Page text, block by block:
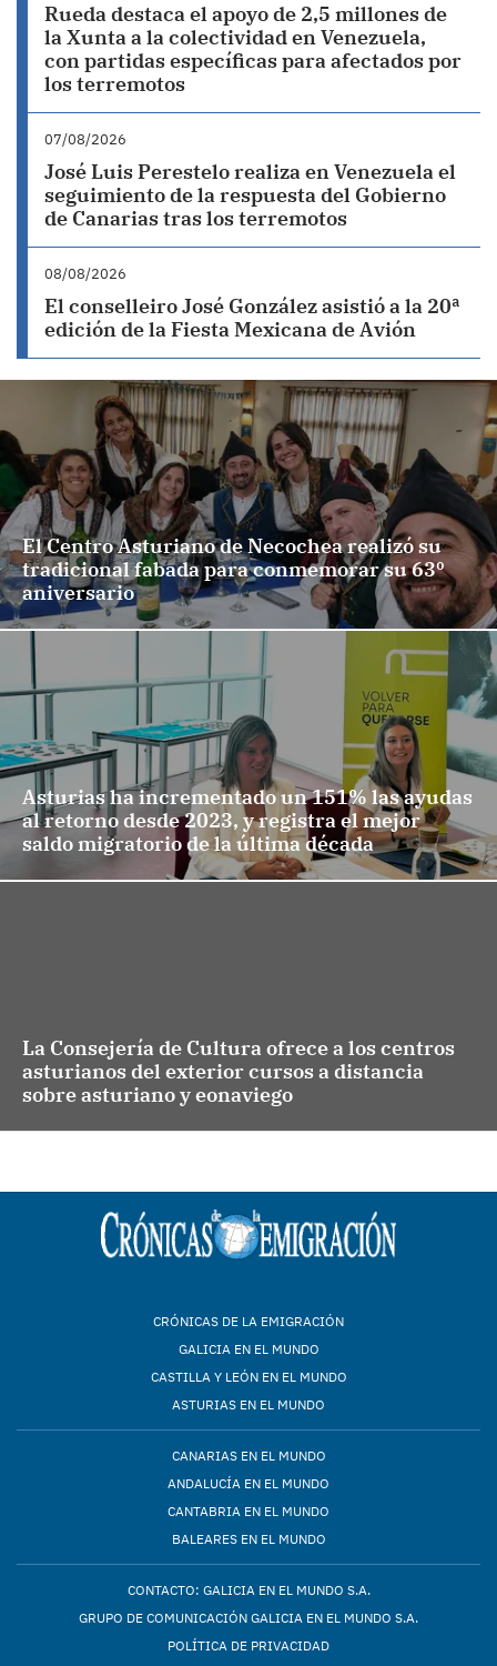
Rueda destaca el apoyo de 2,5 millones de
la Xunta a la colectividad en Venezuela,
con partidas específicas para afectados por
los terremotos
07/08/2026
José Luis Perestelo realiza en Venezuela el
seguimiento de la respuesta del Gobierno
de Canarias tras los terremotos
08/08/2026
El conselleiro José González asistió a la 20ª
edición de la Fiesta Mexicana de Avión
El Centro Asturiano de Necochea realizó su
tradicional fabada para conmemorar su 63º
aniversario
Asturias ha incrementado un 151% las ayudas
al retorno desde 2023, y registra el mejor
saldo migratorio de la última década
La Consejería de Cultura ofrece a los centros
asturianos del exterior cursos a distancia
sobre asturiano y eonaviego
CRÓNICAS DE LA EMIGRACIÓN
GALICIA EN EL MUNDO
CASTILLA Y LEÓN EN EL MUNDO
ASTURIAS EN EL MUNDO
CANARIAS EN EL MUNDO
ANDALUCÍA EN EL MUNDO
CANTABRIA EN EL MUNDO
BALEARES EN EL MUNDO
CONTACTO: GALICIA EN EL MUNDO S.A.
GRUPO DE COMUNICACIÓN GALICIA EN EL MUNDO S.A.
POLÍTICA DE PRIVACIDAD